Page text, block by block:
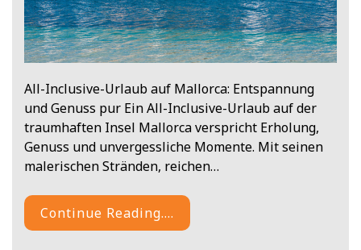
All-Inclusive-Urlaub auf Mallorca: Entspannung
und Genuss pur Ein All-Inclusive-Urlaub auf der
traumhaften Insel Mallorca verspricht Erholung,
Genuss und unvergessliche Momente. Mit seinen
malerischen Stränden, reichen…
Continue Reading....